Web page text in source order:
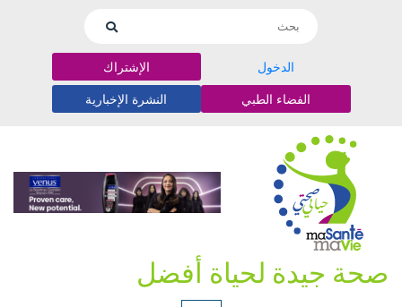
الدخول الإشتراك
الفضاء الطبي النشرة الإخبارية
صحة جيدة لحياة أفضل